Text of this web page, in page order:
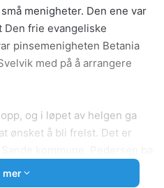
menigheter. Den ene var
Den frie evangeliske
pinsemenigheten Betania
med på å arrangere
og i løpet av helgen ga
ønsket å bli frelst. Det er
kvelden, og de to møtene
mer